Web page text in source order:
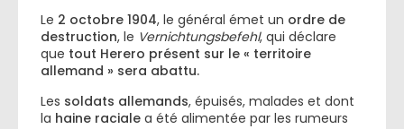
Le 2 octobre 1904, le général émet un ordre de
destruction, le Vernichtungsbefehl, qui déclare
que tout Herero présent sur le « territoire
allemand » sera abattu.
Les soldats allemands, épuisés, malades et dont
la haine raciale a été alimentée par les rumeurs